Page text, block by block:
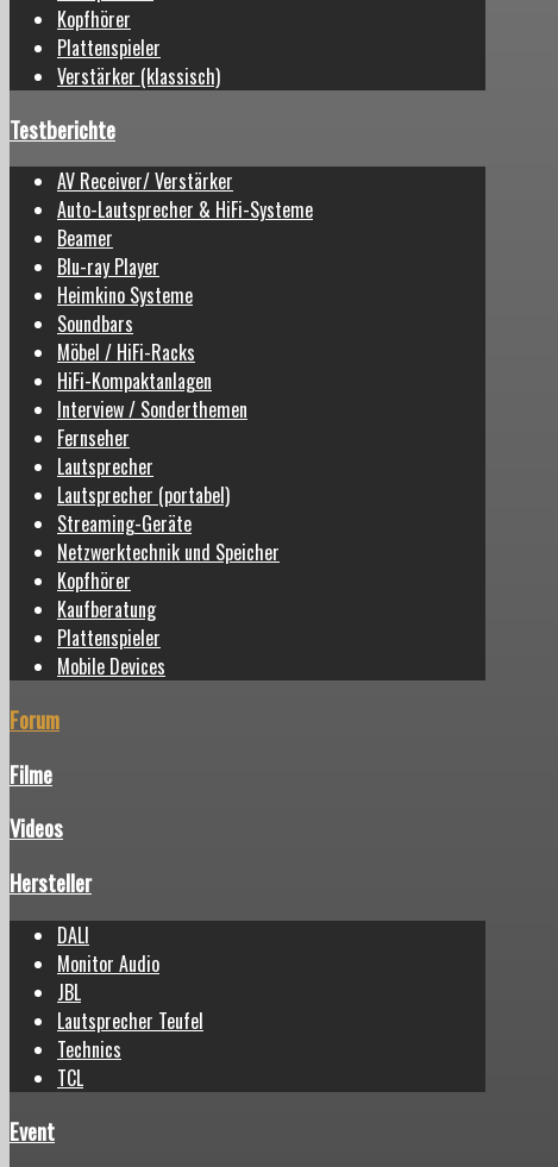
Kopfhörer
Plattenspieler
Verstärker (klassisch)
Testberichte
AV Receiver/ Verstärker
Auto-Lautsprecher & HiFi-Systeme
Beamer
Blu-ray Player
Heimkino Systeme
Soundbars
Möbel / HiFi-Racks
HiFi-Kompaktanlagen
Interview / Sonderthemen
Fernseher
Lautsprecher
Lautsprecher (portabel)
Streaming-Geräte
Netzwerktechnik und Speicher
Kopfhörer
Kaufberatung
Plattenspieler
Mobile Devices
Forum
Filme
Videos
Hersteller
DALI
Monitor Audio
JBL
Lautsprecher Teufel
Technics
TCL
Event